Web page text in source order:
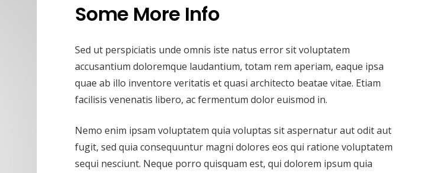
Some More Info
Sed ut perspiciatis unde omnis iste natus error sit voluptatem
accusantium doloremque laudantium, totam rem aperiam, eaque ipsa
quae ab illo inventore veritatis et quasi architecto beatae vitae. Etiam
facilisis venenatis libero, ac fermentum dolor euismod in.
Nemo enim ipsam voluptatem quia voluptas sit aspernatur aut odit aut
fugit, sed quia consequuntur magni dolores eos qui ratione voluptatem
sequi nesciunt. Neque porro quisquam est, qui dolorem ipsum quia